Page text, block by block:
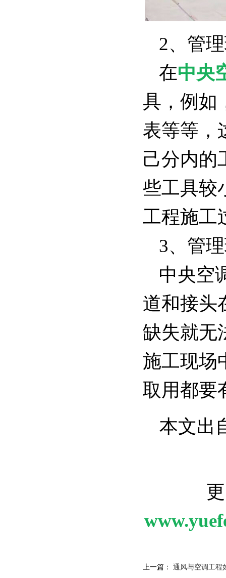
2、管
在中央
具，例如
表等等，
己分内的
些工具较
工程施工
3、管
中央空
道和接头
缺失就无
施工现场
取用都要
本文出
上一篇： 通风与空调工程